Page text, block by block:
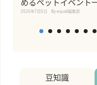
めるペットイベント
2026年7月5日 By equall編集部
豆知識